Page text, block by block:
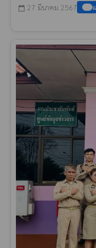
calendar_today 27 มีนาคม 2567